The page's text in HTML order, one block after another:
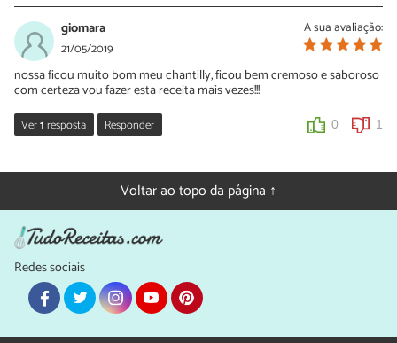
Oi Juliana. Geralmente bastam entre 10 a 15 segundos, porém bata
até conseguir uma consistência firme 🙂
A sua avaliação:
giomara
21/05/2019
nossa ficou muito bom meu chantilly, ficou bem cremoso e saboroso
com certeza vou fazer esta receita mais vezes!!!
Ver1resposta Responder 0 1
22/05/2019
Obrigada pelo seu comentário, Giomara! Continue preparando
nossas receitas 🙂
Voltar ao topo da página ↑
Redes sociais